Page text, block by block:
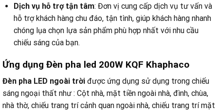
Dịch vụ hỗ trợ tận tâm: Đơn vị cung cấp dịch vụ tư vấn và
hỗ trợ khách hàng chu đáo, tận tình, giúp khách hàng nhanh
chóng lụa chọn lựa sản phẩm phù hợp nhất với nhu cầu
chiếu sáng của bạn.
Ứng dụng Đèn pha led 200W KQF Khaphaco
Đèn pha LED ngoài trời được ứng dụng sử dụng trong chiếu
sáng ngoại thất như : Cột nhà, mặt tiền ngoài nhà, đình, chùa,
nhà thờ, chiếu trang trí cảnh quan ngoài nhà, chiếu trang trí mặt